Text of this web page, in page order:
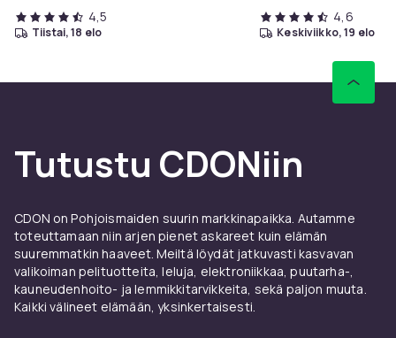
4,5
tiistai, 18 elo
4,6
keskiviikko, 19 elo
Tutustu CDONiin
CDON on Pohjoismaiden suurin markkinapaikka. Autamme
toteuttamaan niin arjen pienet askareet kuin elämän
suuremmatkin haaveet. Meiltä löydät jatkuvasti kasvavan
valikoiman pelituotteita, leluja, elektroniikkaa, puutarha-,
kauneudenhoito- ja lemmikkitarvikkeita, sekä paljon muuta.
Kaikki välineet elämään, yksinkertaisesti.